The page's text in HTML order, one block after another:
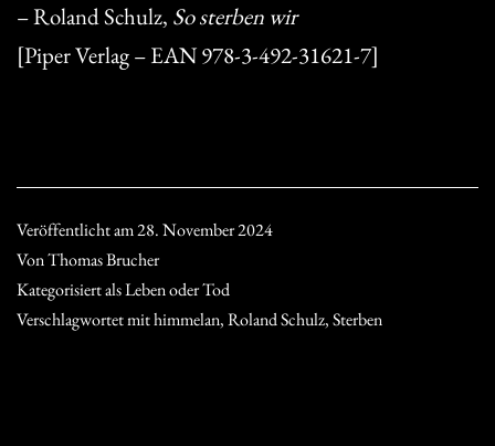
– Roland Schulz, So sterben wir
[Piper Verlag – EAN 978-3-492-31621-7]
Veröffentlicht am28. November 2024
VonThomas Brucher
Kategorisiert alsLeben oder Tod
Verschlagwortet mithimmelan,Roland Schulz,Sterben